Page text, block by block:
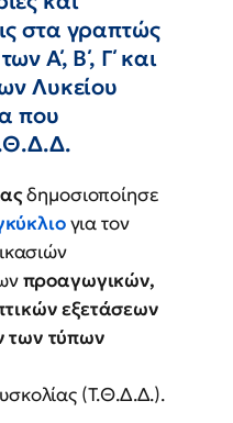
στα γραπτώς
Α΄, Β΄, Γ΄ και
Λυκείου
που
δημοσιοποίησε
για τον
προαγωγικών,
εξετάσεων
των τύπων
(Τ.Θ.Δ.Δ.).